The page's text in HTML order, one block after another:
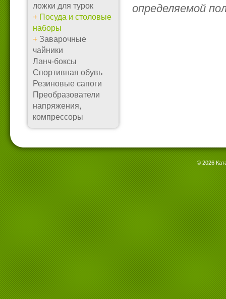
ложки для турок
+ Посуда и столовые
наборы
+ Заварочные
чайники
Ланч-боксы
Спортивная обувь
Резиновые сапоги
Преобразователи
напряжения,
компрессоры
определяемой
© 2026